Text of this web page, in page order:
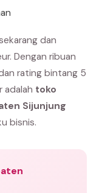
dan
Dengan ribuan
rating bintang 5
adalah toko
Sijunjung
bisnis.